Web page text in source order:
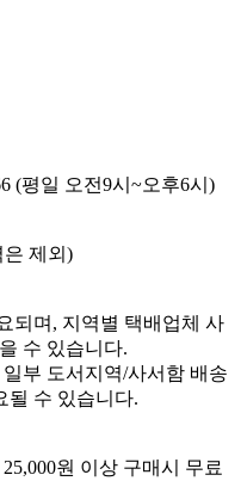
(평일 오전9시~오후6시)
은 제외)
되며, 지역별 택배업체 사
수 있습니다.
부 도서지역/사서함 배송
될 수 있습니다.
원 이상 구매시 무료